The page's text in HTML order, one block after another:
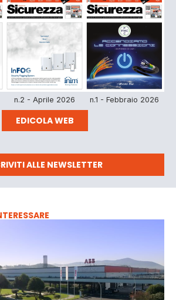
n.2 - Aprile 2026 n.1 - Febbraio 2026
EDICOLA WEB
ALLE NEWSLETTER